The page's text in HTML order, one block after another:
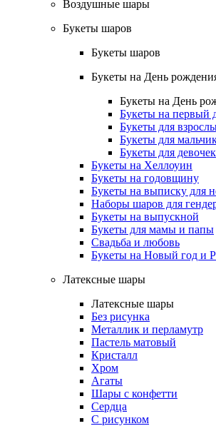
Воздушные шары
Букеты шаров
Букеты шаров
Букеты на День
Букеты на День
Букеты на первый
Букеты для
Букеты для
Букеты для девочек
Букеты на Хеллоуин
Букеты на годовщину
Букеты на выписку для
Наборы шаров для
Букеты на выпускной
Букеты для мамы и папы
Свадьба и любовь
Букеты на Новый год и
Латексные шары
Латексные шары
Без рисунка
Металлик и перламутр
Пастель матовый
Кристалл
Хром
Агаты
Шары с конфетти
Сердца
С рисунком